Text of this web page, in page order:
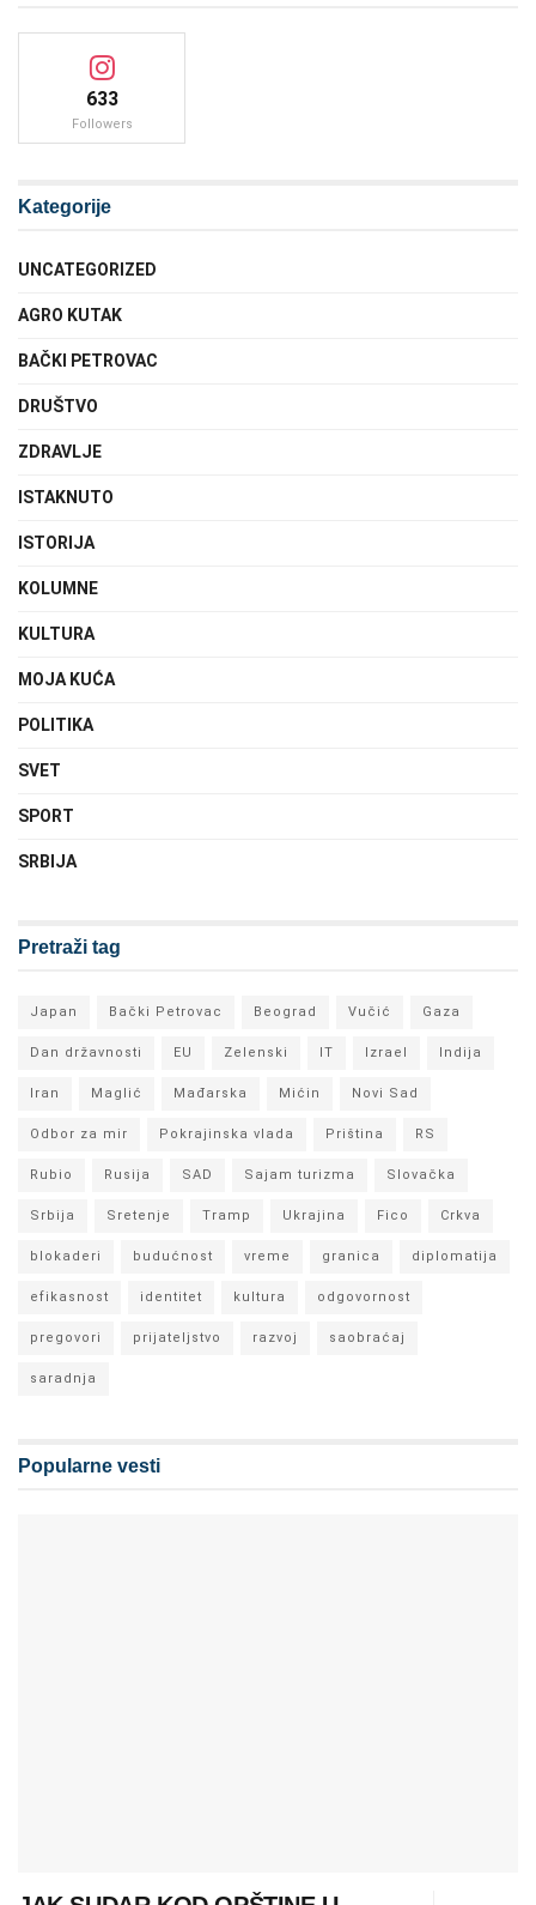
633
Followers
Kategorije
UNCATEGORIZED
AGRO KUTAK
BAČKI PETROVAC
DRUŠTVO
ZDRAVLJE
ISTAKNUTO
ISTORIJA
KOLUMNE
KULTURA
MOJA KUĆA
POLITIKA
SVET
SPORT
SRBIJA
Pretraži tag
Japan Bački Petrovac Beograd Vučić Gaza
Dan državnosti EU Zelenski IT Izrael Indija
Iran Maglić Mađarska Mićin Novi Sad
Odbor za mir Pokrajinska vlada Priština RS
Rubio Rusija SAD Sajam turizma Slovačka
Srbija Sretenje Tramp Ukrajina Fico Crkva
blokaderi budućnost vreme granica diplomatija
efikasnost identitet kultura odgovornost
pregovori prijateljstvo razvoj saobraćaj
saradnja
Popularne vesti